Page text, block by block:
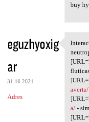
buy
eguzhyoxig
ar
31.10.2021
Adres
[URL=
[URL=
averta/
[URL=
a/-
[URL=